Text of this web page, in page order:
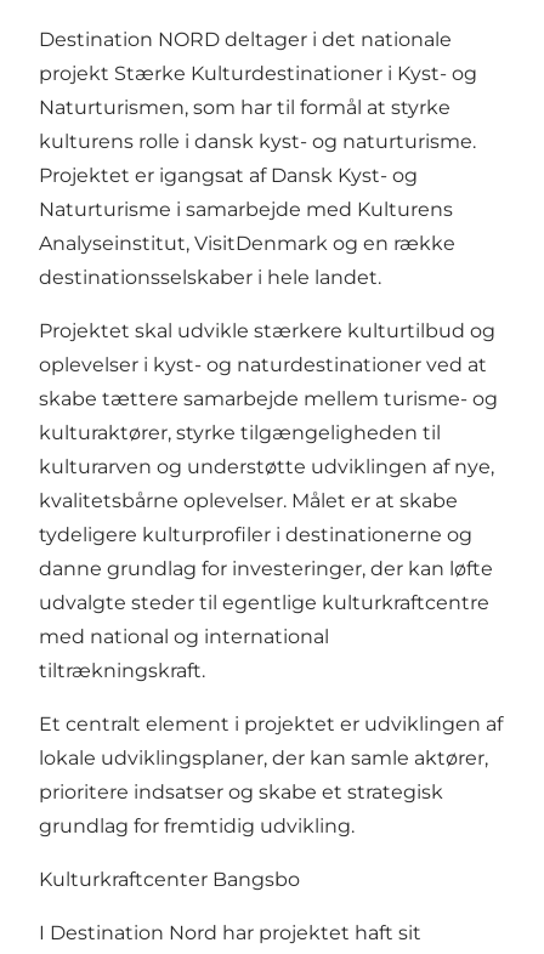
Destination NORD deltager i det nationale
projekt Stærke Kulturdestinationer i Kyst- og
Naturturismen, som har til formål at styrke
kulturens rolle i dansk kyst- og naturturisme.
Projektet er igangsat af Dansk Kyst- og
Naturturisme i samarbejde med Kulturens
Analyseinstitut, VisitDenmark og en række
destinationsselskaber i hele landet.
Projektet skal udvikle stærkere kulturtilbud og
oplevelser i kyst- og naturdestinationer ved at
skabe tættere samarbejde mellem turisme- og
kulturaktører, styrke tilgængeligheden til
kulturarven og understøtte udviklingen af nye,
kvalitetsbårne oplevelser. Målet er at skabe
tydeligere kulturprofiler i destinationerne og
danne grundlag for investeringer, der kan løfte
udvalgte steder til egentlige kulturkraftcentre
med national og international
tiltrækningskraft.
Et centralt element i projektet er udviklingen af
lokale udviklingsplaner, der kan samle aktører,
prioritere indsatser og skabe et strategisk
grundlag for fremtidig udvikling.
Kulturkraftcenter Bangsbo
I Destination Nord har projektet haft sit